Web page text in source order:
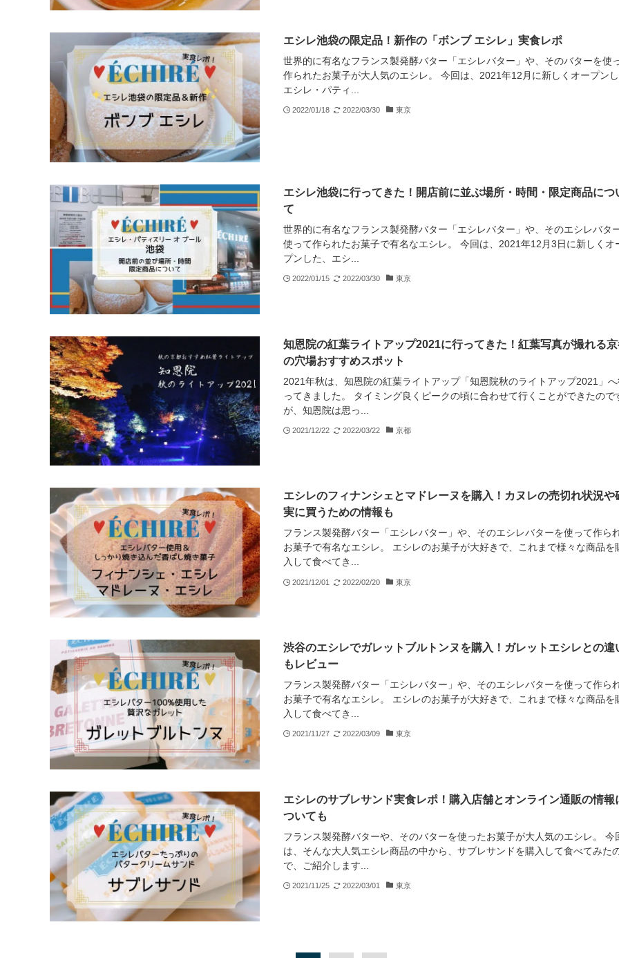
エシレ池袋の限定品！新作の「ボンブ エシレ」実食レポ
世界的に有名なフランス製発酵バター「エシレバター」や、そのバターを使
作られたお菓子が大人気のエシレ。 今回は、2021年12月に新しくオープン
エシレ・パティ...
2022/01/18 2022/03/30 東京
エシレ池袋に行ってきた！開店前に並ぶ場所・時間・限定商品につ
て
世界的に有名なフランス製発酵バター「エシレバター」や、そのエシレバタ
使って作られたお菓子で有名なエシレ。 今回は、2021年12月3日に新しくオ
プンした、エシ...
2022/01/15 2022/03/30 東京
知恩院の紅葉ライトアップ2021に行ってきた！紅葉写真が撮れる
の穴場おすすめスポット
2021年秋は、知恩院の紅葉ライトアップ「知恩院秋のライトアップ2021」
ってきました。 タイミング良くピークの頃に合わせて行くことができたので
が、知恩院は思っ...
2021/12/22 2022/03/22 京都
エシレのフィナンシェとマドレーヌを購入！カヌレの売切れ状況や
実に買うための情報も
フランス製発酵バター「エシレバター」や、そのエシレバターを使って作ら
お菓子で有名なエシレ。 エシレのお菓子が大好きで、これまで様々な商品を
入して食べてき...
2021/12/01 2022/02/20 東京
渋谷のエシレでガレットブルトンヌを購入！ガレットエシレとの違
もレビュー
フランス製発酵バター「エシレバター」や、そのエシレバターを使って作ら
お菓子で有名なエシレ。 エシレのお菓子が大好きで、これまで様々な商品を
入して食べてき...
2021/11/27 2022/03/09 東京
エシレのサブレサンド実食レポ！購入店舗とオンライン通販の情報
ついても
フランス製発酵バターや、そのバターを使ったお菓子が大人気のエシレ。 今
は、そんな大人気エシレ商品の中から、サブレサンドを購入して食べてみた
で、ご紹介します...
2021/11/25 2022/03/01 東京